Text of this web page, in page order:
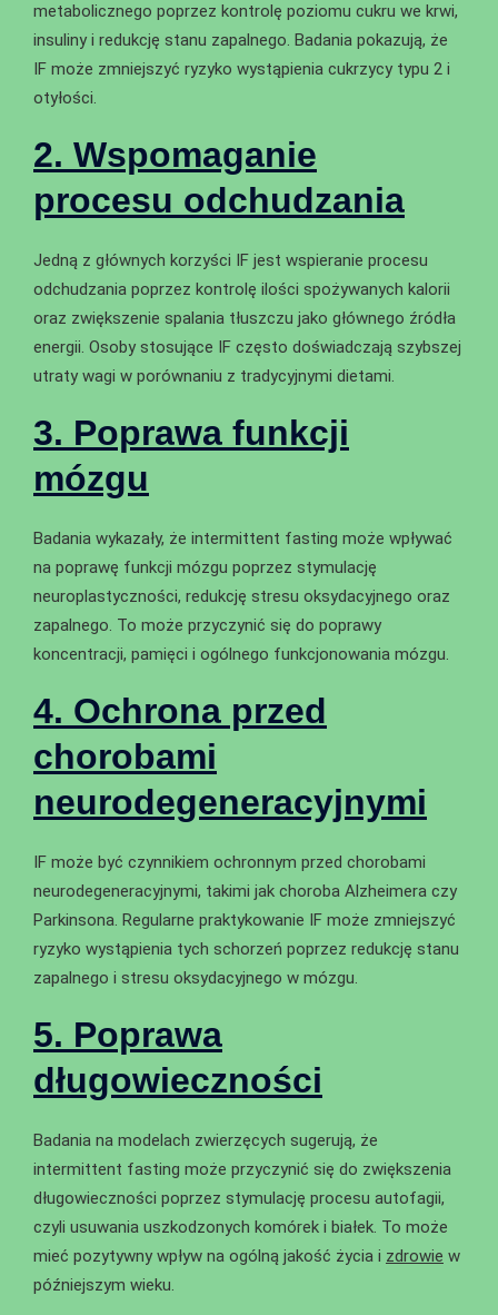
metabolicznego poprzez kontrolę poziomu cukru we krwi,
insuliny i redukcję stanu zapalnego. Badania pokazują, że
IF może zmniejszyć ryzyko wystąpienia cukrzycy typu 2 i
otyłości.
2. Wspomaganie
procesu odchudzania
Jedną z głównych korzyści IF jest wspieranie procesu
odchudzania poprzez kontrolę ilości spożywanych kalorii
oraz zwiększenie spalania tłuszczu jako głównego źródła
energii. Osoby stosujące IF często doświadczają szybszej
utraty wagi w porównaniu z tradycyjnymi dietami.
3. Poprawa funkcji
mózgu
Badania wykazały, że intermittent fasting może wpływać
na poprawę funkcji mózgu poprzez stymulację
neuroplastyczności, redukcję stresu oksydacyjnego oraz
zapalnego. To może przyczynić się do poprawy
koncentracji, pamięci i ogólnego funkcjonowania mózgu.
4. Ochrona przed
chorobami
neurodegeneracyjnymi
IF może być czynnikiem ochronnym przed chorobami
neurodegeneracyjnymi, takimi jak choroba Alzheimera czy
Parkinsona. Regularne praktykowanie IF może zmniejszyć
ryzyko wystąpienia tych schorzeń poprzez redukcję stanu
zapalnego i stresu oksydacyjnego w mózgu.
5. Poprawa
długowieczności
Badania na modelach zwierzęcych sugerują, że
intermittent fasting może przyczynić się do zwiększenia
długowieczności poprzez stymulację procesu autofagii,
czyli usuwania uszkodzonych komórek i białek. To może
mieć pozytywny wpływ na ogólną jakość życia i zdrowie w
późniejszym wieku.